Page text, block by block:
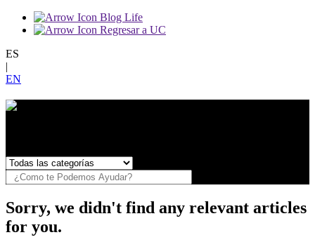
Blog Life
Regresar a UC
ES
|
EN
Sorry, we didn't find any relevant articles
for you.